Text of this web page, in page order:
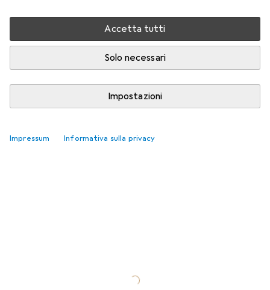
Accetta tutti
Solo necessari
Impostazioni
Impressum Informativa sulla privacy